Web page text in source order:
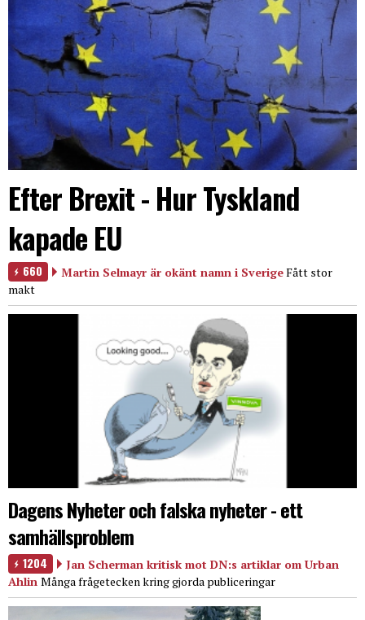
Efter Brexit - Hur Tyskland
kapade EU
660 Martin Selmayr är okänt namn i SverigeFått stor
makt
Dagens Nyheter och falska nyheter - ett
samhällsproblem
1204
Jan Scherman kritisk mot DN:s artiklar om Urban
Ahlin Många frågetecken kring gjorda publiceringar